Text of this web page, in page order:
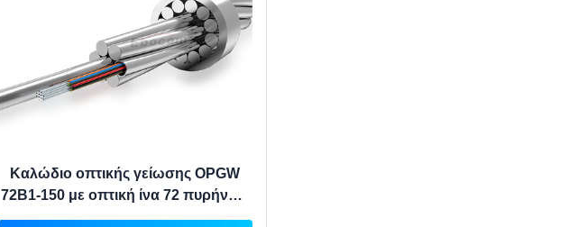
Καλώδιο οπτικής γείωσης OPGW
72B1-150 με οπτική ίνα 72 πυρήνων
για γραμμές μεταφοράς 110KV και